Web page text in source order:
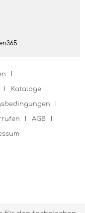
Kataloge
AGB